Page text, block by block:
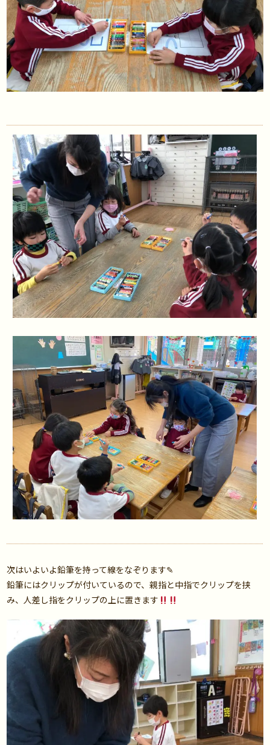
次はいよいよ鉛筆を持って線をなぞります✎
鉛筆にはクリップが付いているので、親指と中指でクリップを挟
み、人差し指をクリップの上に置きます